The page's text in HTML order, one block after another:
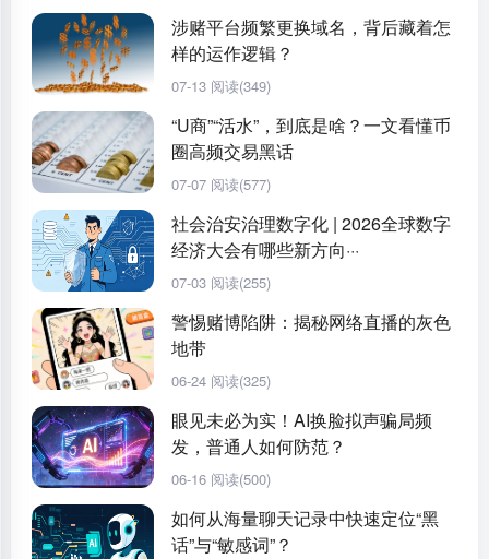
涉赌平台频繁更换域名，背后藏着怎
样的运作逻辑？
07-13 阅读(349)
“U商”“活水”，到底是啥？一文看懂币
圈高频交易黑话
07-07 阅读(577)
社会治安治理数字化 | 2026全球数字
经济大会有哪些新方向···
07-03 阅读(255)
警惕赌博陷阱：揭秘网络直播的灰色
地带
06-24 阅读(325)
眼见未必为实！AI换脸拟声骗局频
发，普通人如何防范？
06-16 阅读(500)
如何从海量聊天记录中快速定位“黑
话”与“敏感词”？